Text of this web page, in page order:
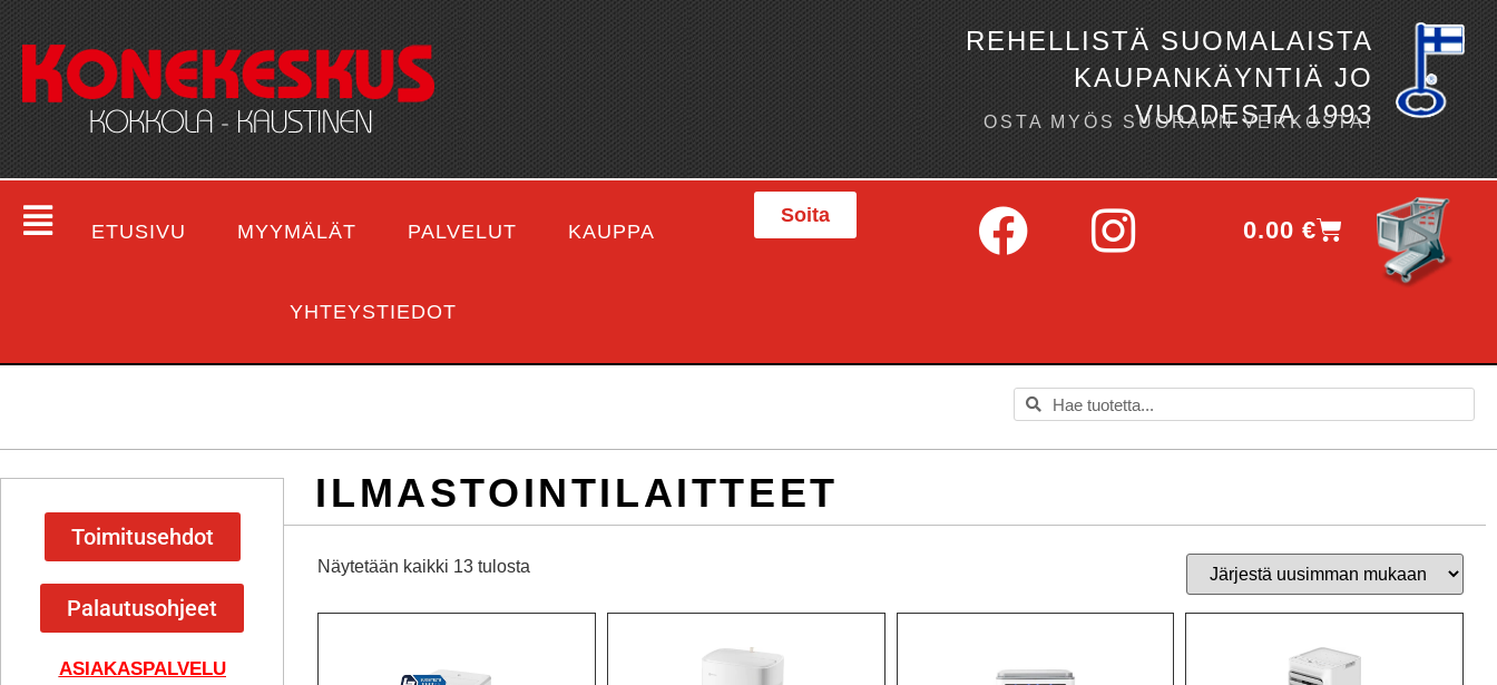
REHELLISTÄ SUOMALAISTA
KAUPANKÄYNTIÄ JO
VUODESTA 1993
OSTA MYÖS SUORAAN VERKOSTA!
ETUSIVU MYYMÄLÄT PALVELUT KAUPPA
YHTEYSTIEDOT
Soita
0.00€
Toimitusehdot
Palautusohjeet
ASIAKASPALVELU
ILMASTOINTILAITTEET
Näytetään kaikki 13 tulosta